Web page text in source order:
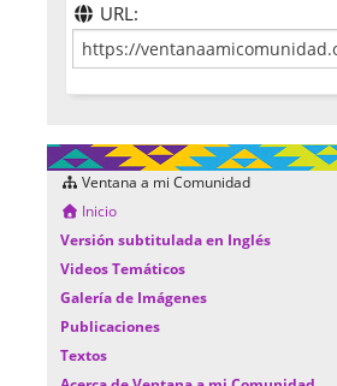
URL:
Ventana a mi Comunidad
Inicio
Versión subtitulada en Inglés
Videos Temáticos
Galería de Imágenes
Publicaciones
Textos